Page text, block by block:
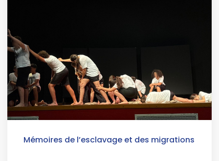
Mémoires de l’esclavage et des migrations